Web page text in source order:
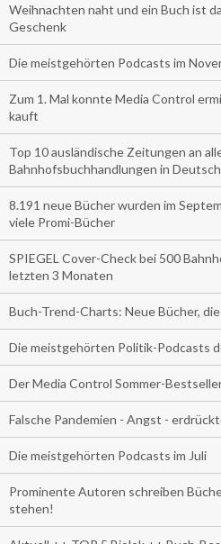
Weihnachten naht und ein Buch ist
Geschenk
Die meistgehörten Podcasts im
Zum 1. Mal konnte Media Control
kauft
Top 10 ausländische Zeitungen an
Bahnhofsbuchhandlungen in
8.191 neue Bücher wurden im
viele Promi-Bücher
SPIEGEL Cover-Check bei 500
letzten 3 Monaten
Buch-Trend-Charts: Neue Bücher,
Die meistgehörten Politik-Podcasts
Der Media Control Sommer-
Falsche Pandemien - Angst -
Die meistgehörten Podcasts im Juli
Prominente Autoren schreiben
stehen!